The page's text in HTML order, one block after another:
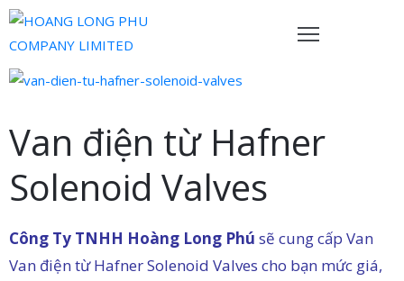
Van điện từ Hafner
Solenoid Valves
Công Ty TNHH Hoàng Long Phú sẽ cung cấp Van
Van điện từ Hafner Solenoid Valves cho bạn mức giá,